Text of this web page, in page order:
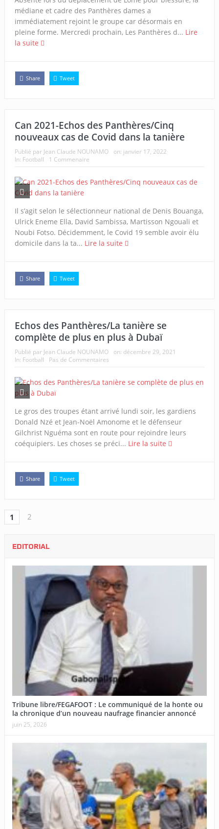
médiane et cadre des Panthères dames a
immédiatement rejoint le groupe car désormais en
pleine forme. Mercredi prochain, Les Panthères d... Lire
la suite
Share Tweet
Can 2021-Echos des Panthères/Cinq
nouveaux cas de Covid dans la tanière
Publié par Jean Claude NOUNAMO on: janvier 17, 2022
In: Football 1 Commenaire
Il s’agit selon le sélectionneur national de Denis Bouanga,
Ulrick Eneme Ella, David Sambissa, Martisson Ngouali et
Noubi Fotso. Décidemment, le Covid 19 semble avoir élu
domicile dans la ta... Lire la suite
Share Tweet
Echos des Panthères/La tanière se
complète de plus en plus à Dubaï
Publié par Jean Claude NOUNAMO on: décembre 29, 2021
In: Football Pas de Commentaires
Le gros des troupes étant arrivé lundi soir, les gardiens
Donald Nzé et Jean-Noël Amonome et le défenseur
Gilchrist Nguéma sont en route pour rejoindre leurs
coéquipiers. Les choses se préci... Lire la suite
Share Tweet
1 2
EDITORIAL
Tribune libre/FEGAFOOT : Le communiqué de la honte ou
la chronique d’un nouveau naufrage financier annoncé
juin 25, 2026